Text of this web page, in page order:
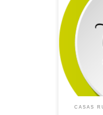
Tipo:
Dirección:
Página
Teléfono:
CASAS